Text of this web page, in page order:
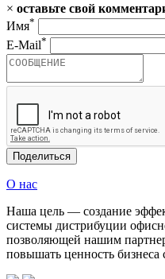
× оставьте свой
Имя*
E-Mail*
Поделиться
О нас
Наша цель — создание
системы дистрибуции
позволяющей нашим
повышать ценность бизнеса